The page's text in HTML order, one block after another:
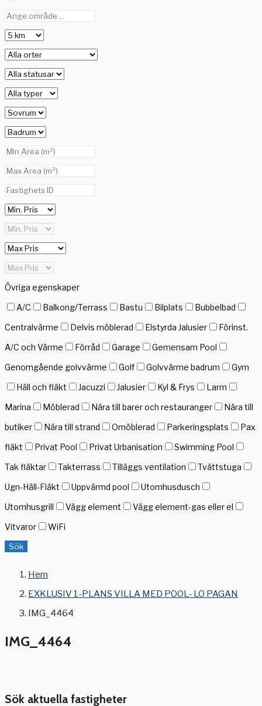
Övriga egenskaper
A/C
Balkong/Terrass Bastu Bilplats
Bubbelbad
Centralvärme
Delvis möblerad Elstyrda Jalusier
Förinst.
A/C och Värme
Förråd Garage
Gemensam Pool
Genomgående golvvärme
Golf Golvvärme badrum
Gym
Häll och fläkt
Jacuzzi Jalusier Kyl & Frys
Larm
Marina
Möblerad Nära till barer och restauranger
Nära till
butiker
Nära till strand Omöblerad Parkeringsplats
Pax
fläkt
Privat Pool Privat Urbanisation
Swimming Pool
Tak fläktar
Takterrass Tilläggs ventilation
Tvättstuga
Ugn-Häll-Fläkt
Uppvärmd pool
Utomhusdusch
Utomhusgrill
Vägg element
Vägg element-gas eller el
Vitvaror
WiFi
Sök
Hem
EXKLUSIV 1-PLANS VILLA MED POOL- LO PAGAN
IMG_4464
IMG_4464
Sök aktuella fastigheter